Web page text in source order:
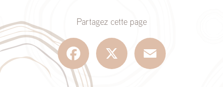
Partagez cette page
Facebook